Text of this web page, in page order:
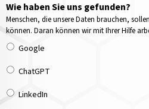
Wie haben Sie uns gefunden?
Menschen, die unsere Daten brauchen,
können. Daran können wir mit Ihrer Hilfe
Google
ChatGPT
LinkedIn